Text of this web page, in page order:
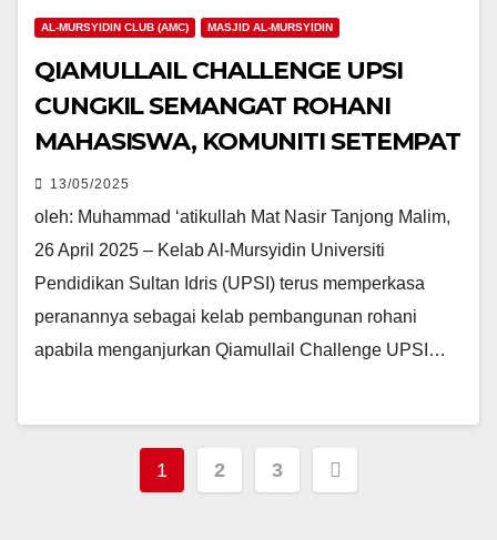
AL-MURSYIDIN CLUB (AMC) MASJID AL-MURSYIDIN
QIAMULLAIL CHALLENGE UPSI
CUNGKIL SEMANGAT ROHANI
MAHASISWA, KOMUNITI SETEMPAT
13/05/2025
oleh: Muhammad ‘atikullah Mat Nasir Tanjong Malim,
26 April 2025 – Kelab Al-Mursyidin Universiti
Pendidikan Sultan Idris (UPSI) terus memperkasa
peranannya sebagai kelab pembangunan rohani
apabila menganjurkan Qiamullail Challenge UPSI…
Navigasi
1 2 3